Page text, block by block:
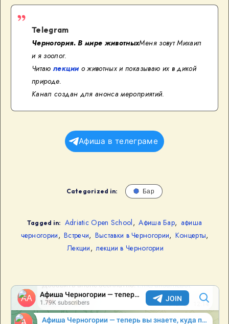
Telegram
Черногория. В мире животныхМеня зовут Михаил
и я зоолог.
Читаюлекции о животных и показываю их в дикой
природе.
Канал создан для анонса мероприятий.
Афиша в телеграме
Categorized in: Бар
Tagged in: Adriatic Open School, Афиша Бар, афиша
черногории, Встречи, Выставки в Черногории, Концерты,
Лекции, лекции в Черногории